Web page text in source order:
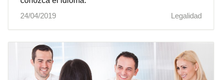
24/04/2019
Legalidad